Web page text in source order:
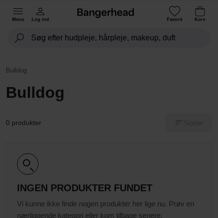
Menu Log ind Favorit Kurv
Bulldog
Bulldog
0 produkter
INGEN PRODUKTER FUNDET
Vi kunne ikke finde nogen produkter her lige nu. Prøv en
nærliggende kategori eller kom tilbage senere.